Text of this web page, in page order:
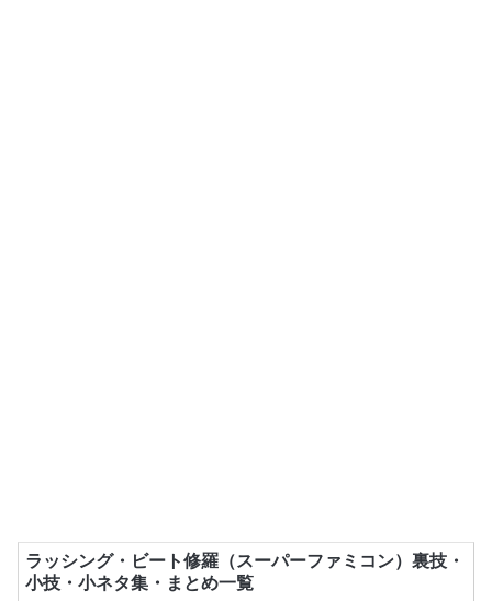
ラッシング・ビート修羅（スーパーファミコン）裏技・
小技・小ネタ集・まとめ一覧